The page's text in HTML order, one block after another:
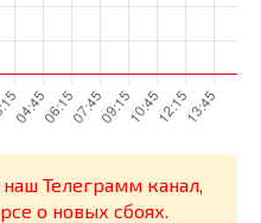
Телеграмм канал,
о новых сбоях.